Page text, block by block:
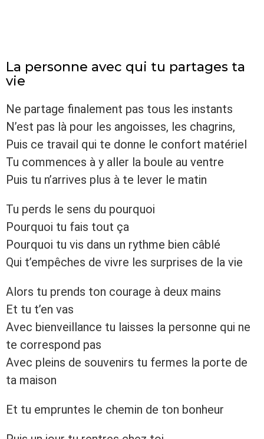
La personne avec qui tu partages ta
vie
Ne partage finalement pas tous les instants
N’est pas là pour les angoisses, les chagrins,
Puis ce travail qui te donne le confort matériel
Tu commences à y aller la boule au ventre
Puis tu n’arrives plus à te lever le matin
Tu perds le sens du pourquoi
Pourquoi tu fais tout ça
Pourquoi tu vis dans un rythme bien câblé
Qui t’empêches de vivre les surprises de la vie
Alors tu prends ton courage à deux mains
Et tu t’en vas
Avec bienveillance tu laisses la personne qui ne
te correspond pas
Avec pleins de souvenirs tu fermes la porte de
ta maison
Et tu empruntes le chemin de ton bonheur